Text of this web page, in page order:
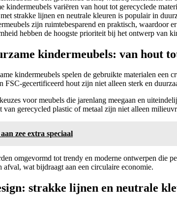
kindermeubels variëren van hout tot gerecyclede
strakke lijnen en neutrale kleuren is populair in
zijn ruimtebesparend en praktisch, waardoor
hebben de hoogste prioriteit bij het ontwerp van
kindermeubels: van hout
kindermeubels spelen de gebruikte materialen een
FSC-gecertificeerd hout zijn niet alleen sterk en
voor meubels die jarenlang meegaan en
van gerecycled plastic of metaal zijn niet alleen
zee extra speciaal
omgevormd tot trendy en moderne ontwerpen die
wat bijdraagt aan een circulaire economie.
strakke lijnen en neutrale